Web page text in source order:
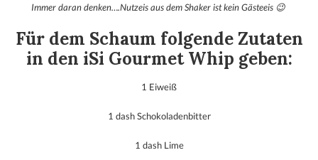
Immer daran denken….Nutzeis aus dem Shaker ist kein Gästeeis 😉
Für dem Schaum folgende Zutaten
in den iSi Gourmet Whip geben:
1 Eiweiß
1 dash Schokoladenbitter
1 dash Lime